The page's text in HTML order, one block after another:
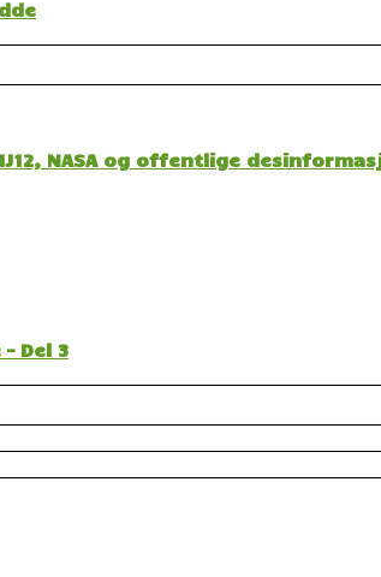
NASA og offentlige
Del 3